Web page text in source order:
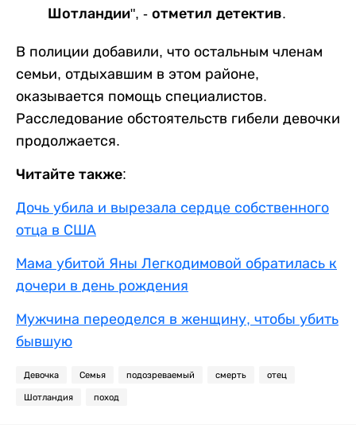
Шотландии", - отметил детектив.
В полиции добавили, что остальным членам
семьи, отдыхавшим в этом районе,
оказывается помощь специалистов.
Расследование обстоятельств гибели девочки
продолжается.
Читайте также:
Дочь убила и вырезала сердце собственного
отца в США
Мама убитой Яны Легкодимовой обратилась к
дочери в день рождения
Мужчина переоделся в женщину, чтобы убить
бывшую
Девочка Семья подозреваемый смерть отец
Шотландия поход